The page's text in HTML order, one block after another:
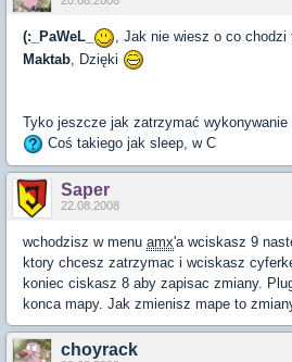
(:_PaWeL_
, Jak nie wiesz o co chodzi
Maktab , Dzięki
Tyko jeszcze jak zatrzymać
Coś takiego jak sleep, w C
Saper
22.08.2008
wchodzisz w menu amx'a wciskasz 9
ktory chcesz zatrzymac i wciskasz
koniec ciskasz 8 aby zapisac zmiany.
konca mapy. Jak zmienisz mape to
choyrack